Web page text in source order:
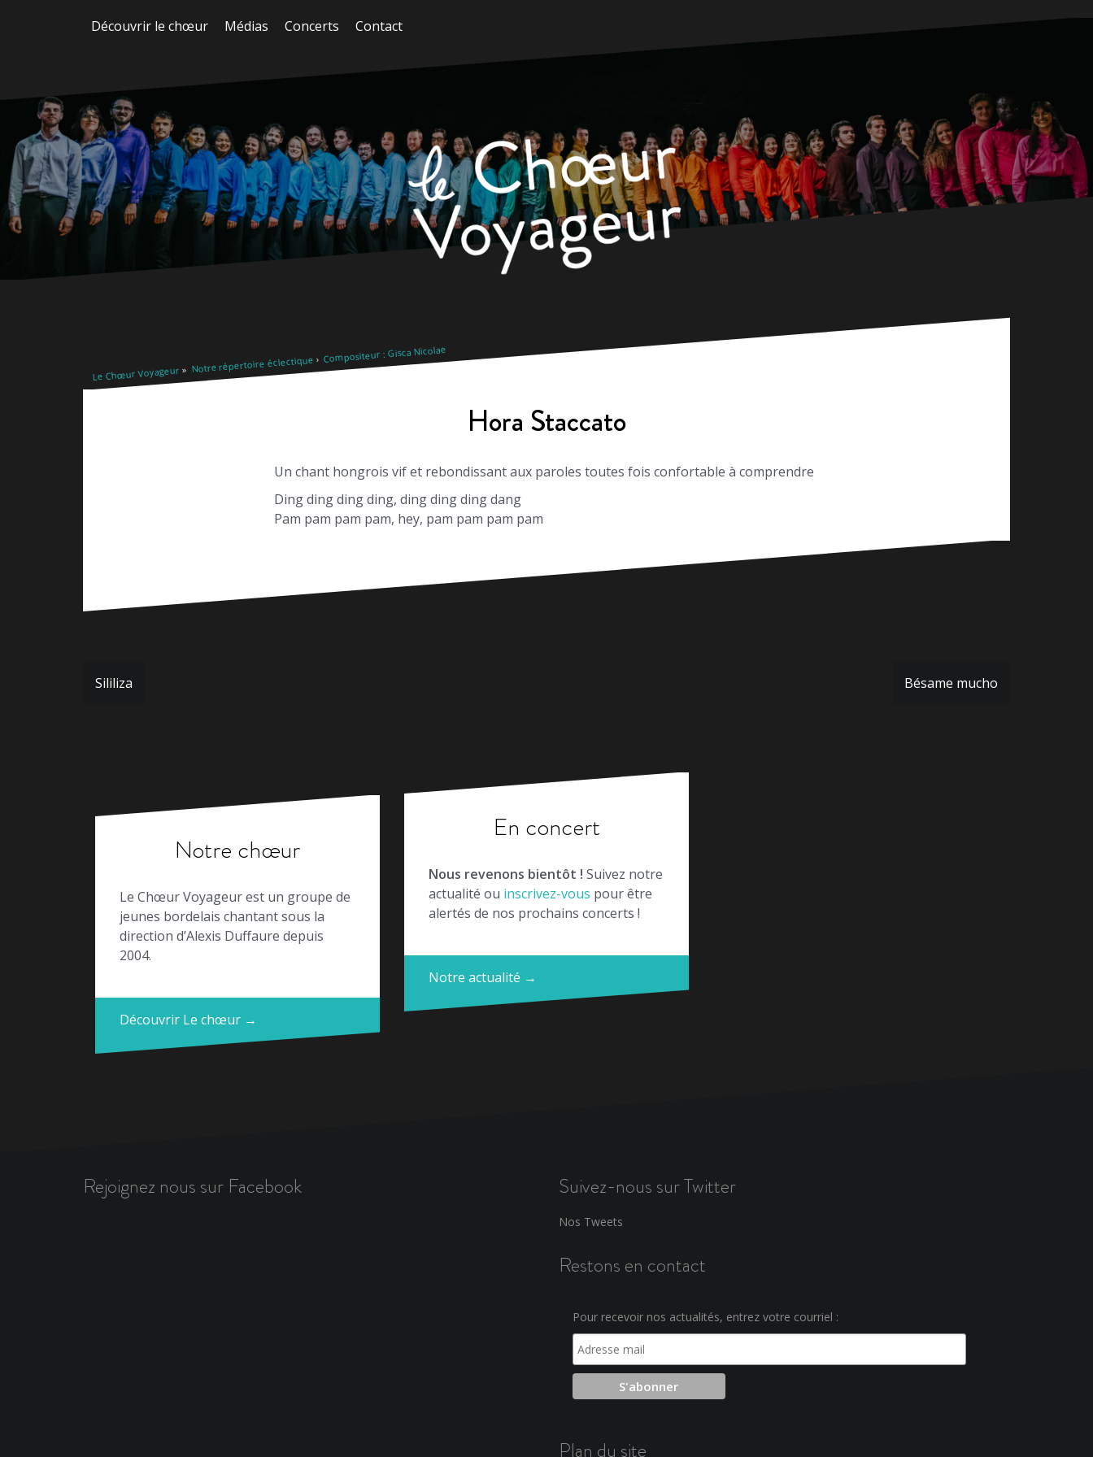
Découvrir le chœur Médias Concerts Contact
Le Chœur Voyageur Notre répertoire éclectique Compositeur : Gisca Nicolae
Hora Staccato
Un chant hongrois vif et rebondissant aux paroles toutes fois confortable à comprendre
Ding ding ding ding, ding ding ding dang
Pam pam pam pam, hey, pam pam pam pam
Navigation
Sililiza Bésame mucho
Notre chœur
Le Chœur Voyageur est un groupe de
jeunes bordelais chantant sous la
direction d’Alexis Duffaure depuis
2004.
Découvrir Le chœur →
En concert
Nous revenons bientôt ! Suivez notre
actualité ou inscrivez-vous pour être
alertés de nos prochains concerts !
Notre actualité →
Rejoignez nous sur Facebook Suivez-nous sur Twitter
Nos Tweets
Restons en contact
Pour recevoir nos actualités, entrez votre courriel :
Plan du site